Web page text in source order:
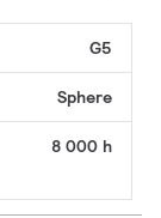
G5
Sphere
8 000 h